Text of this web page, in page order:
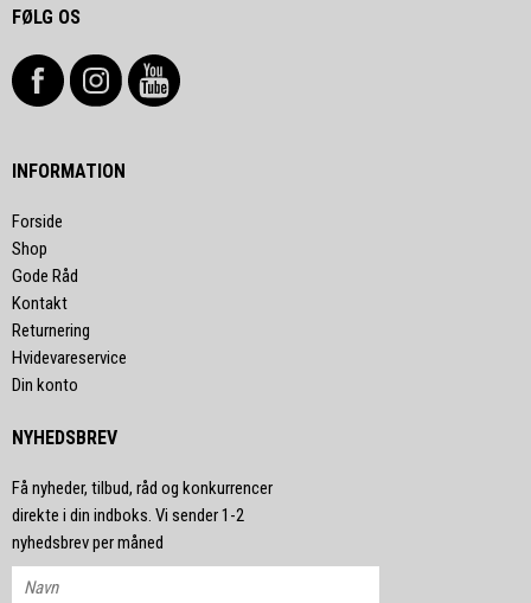
FØLG OS
INFORMATION
Forside
Shop
Gode Råd
Kontakt
Returnering
Hvidevareservice
Din konto
NYHEDSBREV
Få nyheder, tilbud, råd og konkurrencer
direkte i din indboks. Vi sender 1-2
nyhedsbrev per måned